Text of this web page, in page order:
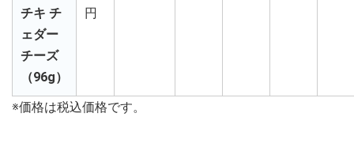
チキ チ
ェダー
チーズ
（96g）
円
※価格は税込価格です。